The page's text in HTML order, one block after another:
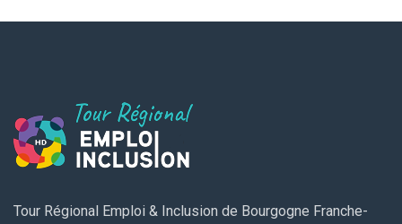
Tour Régional Emploi & Inclusion de Bourgogne Franche-